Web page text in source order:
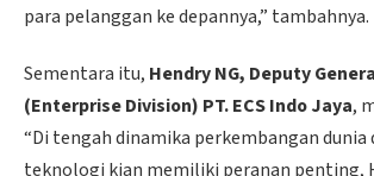
para pelanggan ke depannya,” tambahnya.
Sementara itu, Hendry NG, Deputy
(Enterprise Division) PT. ECS Indo Jaya,
“Di tengah dinamika perkembangan dunia
teknologi kian memiliki peranan penting,